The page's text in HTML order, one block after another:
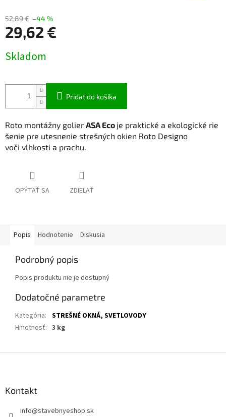
52,89 € –44 %
29,62 €
cena:
Skladom
Pridať do košíka
Roto montážny golier ASA Eco je praktické a ekologické rie
šenie pre utesnenie strešných okien Roto Designo
voči vlhkosti a prachu.
OPÝTAŤ SA ZDIEĽAŤ
Popis Hodnotenie Diskusia
Podrobný popis
Popis produktu nie je dostupný
Dodatočné parametre
Kategória: STREŠNÉ OKNÁ, SVETLOVODY
Hmotnosť: 3 kg
Kontakt
info@stavebnyeshop.sk